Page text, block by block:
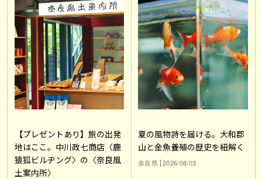
【プレゼントあり】旅の出発
地はここ。中川政七商店〈鹿
猿狐ビルヂング〉の〈奈良風
土案内所〉
夏の風物詩を届ける。大和郡
山と金魚養殖の歴史を紐解く
奈良県 2026/08/03